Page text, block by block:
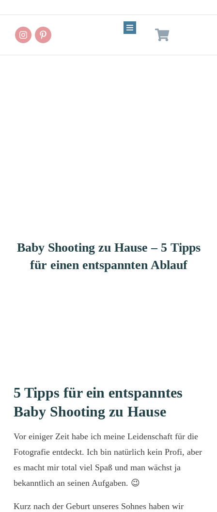
Baby Shooting zu Hause – 5 Tipps
für einen entspannten Ablauf
5 Tipps für ein entspanntes
Baby Shooting zu Hause
Vor einiger Zeit habe ich meine Leidenschaft für die
Fotografie entdeckt. Ich bin natürlich kein Profi, aber
es macht mir total viel Spaß und man wächst ja
bekanntlich an seinen Aufgaben. 😉
Kurz nach der Geburt unseres Sohnes haben wir